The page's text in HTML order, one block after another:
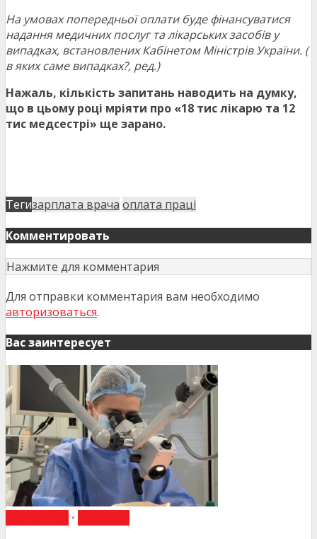
На умовах попередньої оплати буде фінансуватися
надання медичних послуг та лікарських засобів у
випадках, встановлених Кабінетом Міністрів України. (
в яких саме випадках?, ред.)
Нажаль, кількість запитань наводить на думку,
що в цьому році мріяти про «18 тис лікарю та 12
тис медсестрі» ще зарано.
Тегизарплата врача оплата праці
Комментировать
Нажмите для комментария
Для отправки комментария вам необходимо
авторизоваться.
Вас заинтересует
•